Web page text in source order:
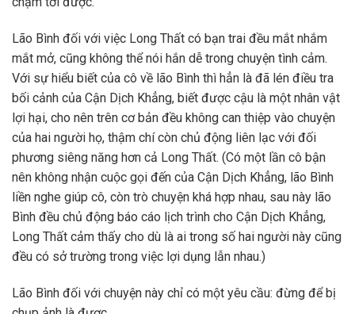
Lão Bình đối với việc Long Thất có bạn trai đều mắt nhắm
mắt mở, cũng không thể nói hắn dễ trong chuyện tình cảm.
Với sự hiểu biết của cô về lão Bình thì hẳn là đã lén điều tra
bối cảnh của Cận Dịch Khẳng, biết được cậu là một nhân vật
lợi hại, cho nên trên cơ bản đều không can thiệp vào chuyện
của hai người họ, thậm chí còn chủ động liên lạc với đối
phương siêng năng hơn cả Long Thất. (Có một lần cô bận
nên không nhận cuộc gọi đến của Cận Dịch Khẳng, lão Bình
liền nghe giúp cô, còn trò chuyện khá hợp nhau, sau này lão
Bình đều chủ động báo cáo lịch trình cho Cận Dịch Khẳng,
Long Thất cảm thấy cho dù là ai trong số hai người này cũng
đều có sở trường trong việc lợi dụng lẫn nhau.)
Lão Bình đối với chuyện này chỉ có một yêu cầu: đừng để bị